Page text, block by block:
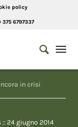
policy
375 6797337
in crisi
:: 24 giugno 2014